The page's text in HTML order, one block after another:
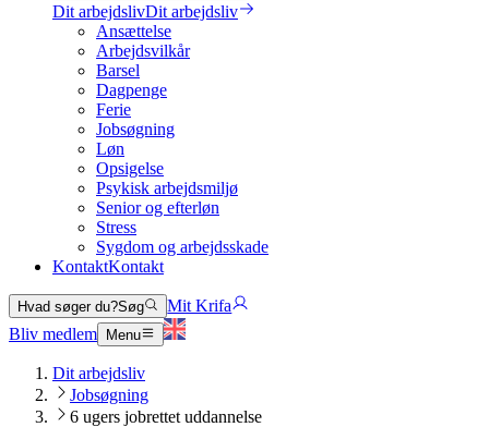
Dit arbejdslivDit arbejdsliv
Ansættelse
Arbejdsvilkår
Barsel
Dagpenge
Ferie
Jobsøgning
Løn
Opsigelse
Psykisk arbejdsmiljø
Senior og efterløn
Stress
Sygdom og arbejdsskade
KontaktKontakt
Hvad søger du?Søg
Mit Krifa
Bliv medlem
Menu
Dit arbejdsliv
Jobsøgning
6 ugers jobrettet uddannelse